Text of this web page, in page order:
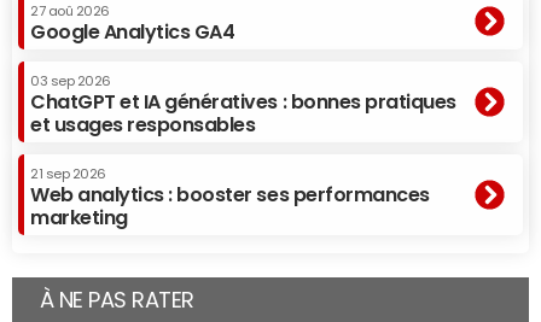
27 aoû 2026
Google Analytics GA4
03 sep 2026
ChatGPT et IA génératives : bonnes pratiques
et usages responsables
21 sep 2026
Web analytics : booster ses performances
marketing
À NE PAS RATER